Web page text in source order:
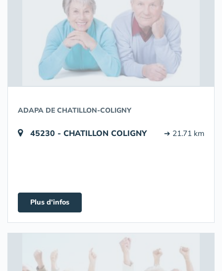
ADAPA DE CHATILLON-COLIGNY
45230 - CHATILLON COLIGNY ➔ 21.71 km
Plus d'infos